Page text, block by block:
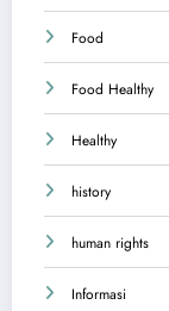
Food
Food Healthy
Healthy
history
human rights
Informasi